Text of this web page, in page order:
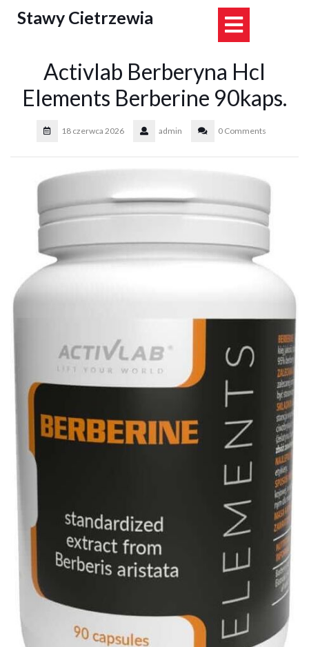
Stawy Cietrzewia
Activlab Berberyna Hcl
Elements Berberine 90kaps.
18 czerwca 2026 admin 0 Comments